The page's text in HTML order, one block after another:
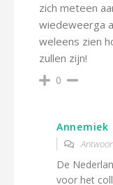
zich meteen
wiedeweerga
weleens zien
zullen zijn!
0
Annemiek
De
voor het